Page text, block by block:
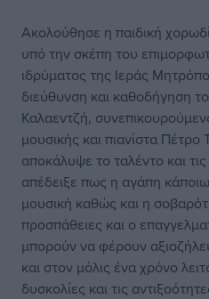
Ακολούθησε η παιδική
υπό την σκέπη του
ιδρύματος της Ιεράς
διεύθυνση και καθοδήγηση
Καλαεντζή,
μουσικής και πιανίστα Πέτρο
αποκάλυψε το ταλέντο και
απέδειξε πως η αγάπη
μουσική καθώς και η
προσπάθειες και ο
μπορούν να φέρουν
και στον μόλις ένα χρόνο
δυσκολίες και τις